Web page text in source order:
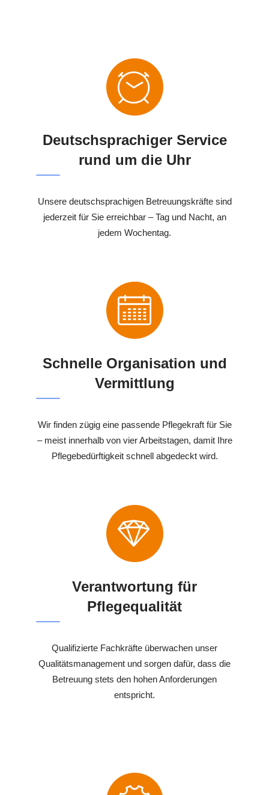
Deutschsprachiger Service
rund um die Uhr
Unsere deutschsprachigen Betreuungskräfte sind
jederzeit für Sie erreichbar – Tag und Nacht, an
jedem Wochentag.
Schnelle Organisation und
Vermittlung
Wir finden zügig eine passende Pflegekraft für Sie
– meist innerhalb von vier Arbeitstagen, damit Ihre
Pflegebedürftigkeit schnell abgedeckt wird.
Verantwortung für
Pflegequalität
Qualifizierte Fachkräfte überwachen unser
Qualitätsmanagement und sorgen dafür, dass die
Betreuung stets den hohen Anforderungen
entspricht.